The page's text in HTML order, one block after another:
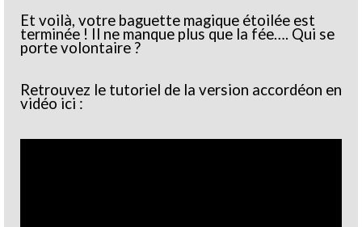
Et voilà, votre baguette magique étoilée est
terminée ! Il ne manque plus que la fée…. Qui se
porte volontaire ?
Retrouvez le tutoriel de la version accordéon en
vidéo ici :